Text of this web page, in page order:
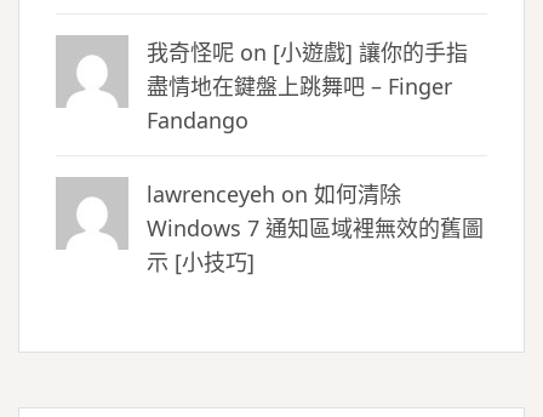
我奇怪呢 on [小遊戲] 讓你的手指
盡情地在鍵盤上跳舞吧 – Finger
Fandango
lawrenceyeh on 如何清除
Windows 7 通知區域裡無效的舊圖
示 [小技巧]